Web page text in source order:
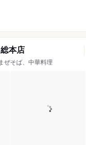
本店
ぜそば、中華料理